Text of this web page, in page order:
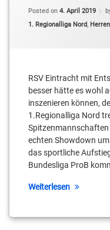
Posted on 4. April 2019
Categories:
1. Regionalliga Nord,
RSV Eintracht mit
besser hätte es wohl
inszenieren können,
1.Regionalliga Nord
Spitzenmannschaften
echten Showdown
das sportliche
Bundesliga ProB
Weiterlesen
Regionalliga
Stahnsdorf
Teltow
Thabo